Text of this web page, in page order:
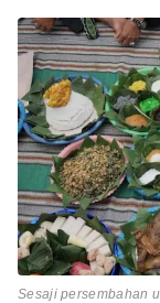
Sesaji persembahan